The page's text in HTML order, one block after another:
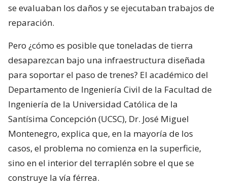
se evaluaban los daños y se ejecutaban trabajos de
reparación.
Pero ¿cómo es posible que toneladas de tierra
desaparezcan bajo una infraestructura diseñada
para soportar el paso de trenes? El académico del
Departamento de Ingeniería Civil de la Facultad de
Ingeniería de la Universidad Católica de la
Santísima Concepción (UCSC), Dr. José Miguel
Montenegro, explica que, en la mayoría de los
casos, el problema no comienza en la superficie,
sino en el interior del terraplén sobre el que se
construye la vía férrea.